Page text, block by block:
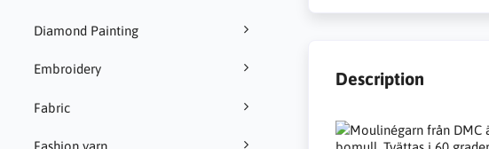
Diamond Painting
Embroidery
Fabric
Description
Moulinégarn från DMC